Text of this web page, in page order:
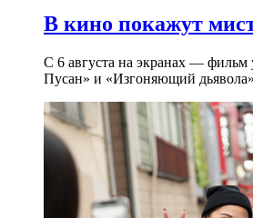
В кино покажут
С 6 августа на экранах —
Пусан» и «Изгоняющий